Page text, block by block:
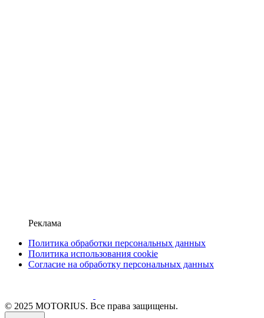
Реклама
Политика обработки персональных данных
Политика использования cookie
Согласие на обработку персональных данных
© 2025 MOTORIUS. Все права защищены.